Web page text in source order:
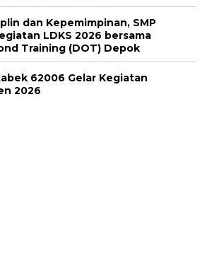
dan Kepemimpinan, SMP
LDKS 2026 bersama
Training (DOT) Depok
62006 Gelar Kegiatan
2026